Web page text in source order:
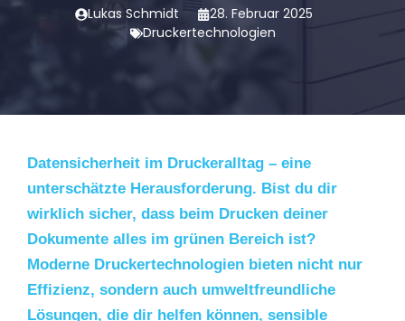
Lukas Schmidt
28. Februar 2025
Druckertechnologien
Datensicherheit im Druckeralltag – eine
unterschätzte Herausforderung. Bist du dir
wirklich sicher, dass beim Drucken deiner
Dokumente alles im grünen Bereich ist?
Moderne Druckertechnologien bieten nicht nur
Effizienz, sondern auch umweltfreundliche
Lösungen, die dir helfen können, sensible